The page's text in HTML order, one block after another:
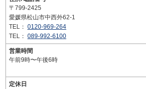
〒799-2425
愛媛県松山市中西外62-1
TEL： 0120-969-264
TEL： 089-992-6100
営業時間
午前9時〜午後6時
定休日